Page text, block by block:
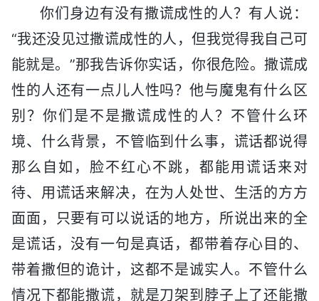
你们身边有没有撒谎成性的人？有人说：
“我还没见过撒谎成性的人，但我觉得我自己可
能就是。”那我告诉你实话，你很危险。撒谎成
性的人还有一点儿人性吗？他与魔鬼有什么区
别？你们是不是撒谎成性的人？不管什么环
境、什么背景，不管临到什么事，谎话都说得
那么自如，脸不红心不跳，都能用谎话来对
待、用谎话来解决，在为人处世、生活的方方
面面，只要有可以说话的地方，所说出来的全
是谎话，没有一句是真话，都带着存心目的、
带着撒但的诡计，这都不是诚实人。不管什么
情况下都能撒谎，就是刀架到脖子上了还能撒